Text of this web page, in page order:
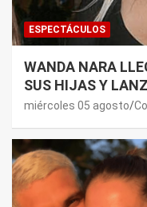
ESPECTÁCULOS
WANDA NARA
SUS HIJAS Y
PREMONICIÓN
miércoles 05 agosto